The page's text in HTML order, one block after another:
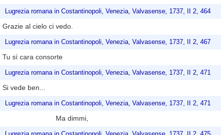
Lugrezia romana in Costantinopoli, Venezia, Valvasense, 1737, II 2, 464
Grazie al cielo ci vedo.
Lugrezia romana in Costantinopoli, Venezia, Valvasense, 1737, II 2, 467
Tu sì cara consorte
Lugrezia romana in Costantinopoli, Venezia, Valvasense, 1737, II 2, 471
Si vede ben...
Lugrezia romana in Costantinopoli, Venezia, Valvasense, 1737, II 2, 471
Ma dimmi,